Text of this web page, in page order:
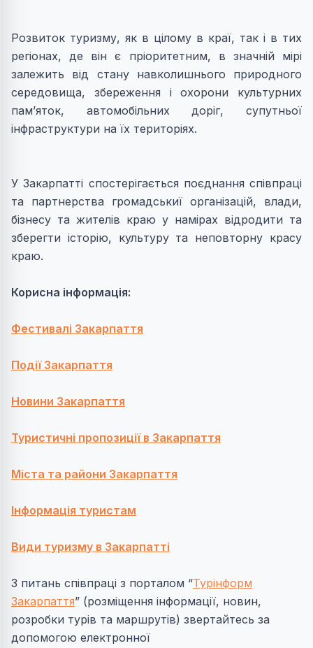
Розвиток туризму, як в цілому в краї, так і в тих
регіонах, де він є пріоритетним, в значній мірі
залежить від стану навколишнього природного
середовища, збереження і охорони культурних
пам’яток, автомобільних доріг, супутньої
інфраструктури на їх територіях.
У Закарпатті спостерігається поєднання співпраці
та партнерства громадськиї організацій, влади,
бізнесу та жителів краю у намірах відродити та
зберегти історію, культуру та неповторну красу
краю.
Корисна інформація:
Фестивалі Закарпаття
Події Закарпаття
Новини Закарпаття
Туристичні пропозиції в Закарпаття
Міста та райони Закарпаття
Інформація туристам
Види туризму в Закарпатті
З питань співпраці з порталом “Турінформ
Закарпаття” (розміщення інформації, новин,
розробки турів та маршрутів) звертайтесь за
допомогою електронної